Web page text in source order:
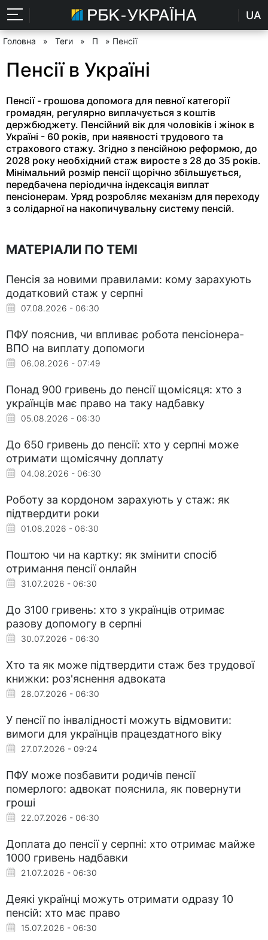
UA
Головна » Теги » П » Пенсії
Пенсії в Україні
Пенсії - грошова допомога для певної категорії
громадян, регулярно виплачується з коштів
держбюджету. Пенсійний вік для чоловіків і жінок в
Україні - 60 років, при наявності трудового та
страхового стажу. Згідно з пенсійною реформою, до
2028 року необхідний стаж виросте з 28 до 35 років.
Мінімальний розмір пенсії щорічно збільшується,
передбачена періодична індексація виплат
пенсіонерам. Уряд розробляє механізм для переходу
з солідарної на накопичувальну систему пенсій.
МАТЕРІАЛИ ПО ТЕМІ
Пенсія за новими правилами: кому зарахують
додатковий стаж у серпні
07.08.2026 - 06:30
ПФУ пояснив, чи впливає робота пенсіонера-
ВПО на виплату допомоги
06.08.2026 - 07:49
Понад 900 гривень до пенсії щомісяця: хто з
українців має право на таку надбавку
05.08.2026 - 06:30
До 650 гривень до пенсії: хто у серпні може
отримати щомісячну доплату
04.08.2026 - 06:30
Роботу за кордоном зарахують у стаж: як
підтвердити роки
01.08.2026 - 06:30
Поштою чи на картку: як змінити спосіб
отримання пенсії онлайн
31.07.2026 - 06:30
До 3100 гривень: хто з українців отримає
разову допомогу в серпні
30.07.2026 - 06:30
Хто та як може підтвердити стаж без трудової
книжки: роз'яснення адвоката
28.07.2026 - 06:30
У пенсії по інвалідності можуть відмовити:
вимоги для українців працездатного віку
27.07.2026 - 09:24
ПФУ може позбавити родичів пенсії
померлого: адвокат пояснила, як повернути
гроші
22.07.2026 - 06:30
Доплата до пенсії у серпні: хто отримає майже
1000 гривень надбавки
21.07.2026 - 06:30
Деякі українці можуть отримати одразу 10
пенсій: хто має право
15.07.2026 - 06:30